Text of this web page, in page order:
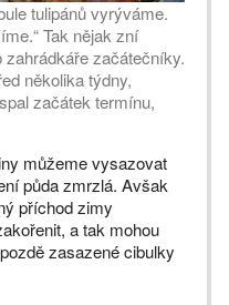
tulipánů vyrýváme.
Tak nějak zní
začátečníky.
několika týdny,
začátek termínu,
můžeme vysazovat
půda zmrzlá. Avšak
příchod zimy
a tak mohou
zasazené cibulky